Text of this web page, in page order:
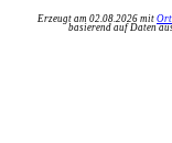
Erzeugt am 02.08.2026 mit
basierend auf Daten